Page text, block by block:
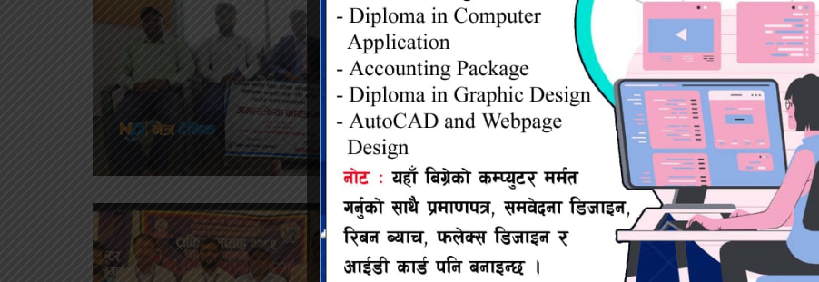
महेश सिंह लहान,-एक्सनएड नेपालको आर्थिक
तथा प्राविधिक सहयोगमा दलित जनकल्याण
युवा क्लब, लहान–२० द्वारा विपद् जोखिम
न्यूनीकरण तथा नीतिगत विषयमा...
लहानमा ट्राफिक प्रहरीद्वारा रक्तदान कार्यक्रम
महेश सिंह लहान- जिल्ला ट्राफिक प्रहरी